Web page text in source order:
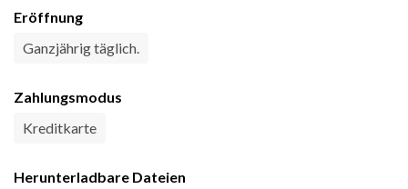
Eröffnung
Ganzjährig täglich.
Zahlungsmodus
Kreditkarte
Herunterladbare Dateien